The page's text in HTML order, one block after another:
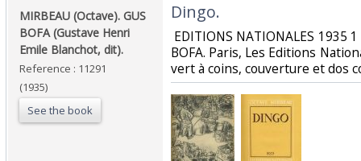
‎MIRBEAU (Octave). GUS
BOFA (Gustave Henri
Emile Blanchot, dit).‎
Reference : 11291
(1935)
See the book
‎Dingo. ‎
EDITIONS NATIONALES 1935
BOFA. Paris, Les Editions
vert à coins, couverture et dos